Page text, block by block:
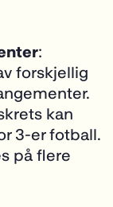
:
forskjellig
kan
3-er fotball.
på flere